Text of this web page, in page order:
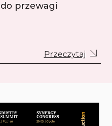
przewagi
Przeczytaj